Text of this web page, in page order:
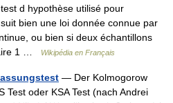
d hypothèse utilisé pour
bien une loi donnée connue par
ou bien si deux échantillons
1 …
Wikipédia en Français
— Der Kolmogorow
Test oder KSA Test (nach Andrei